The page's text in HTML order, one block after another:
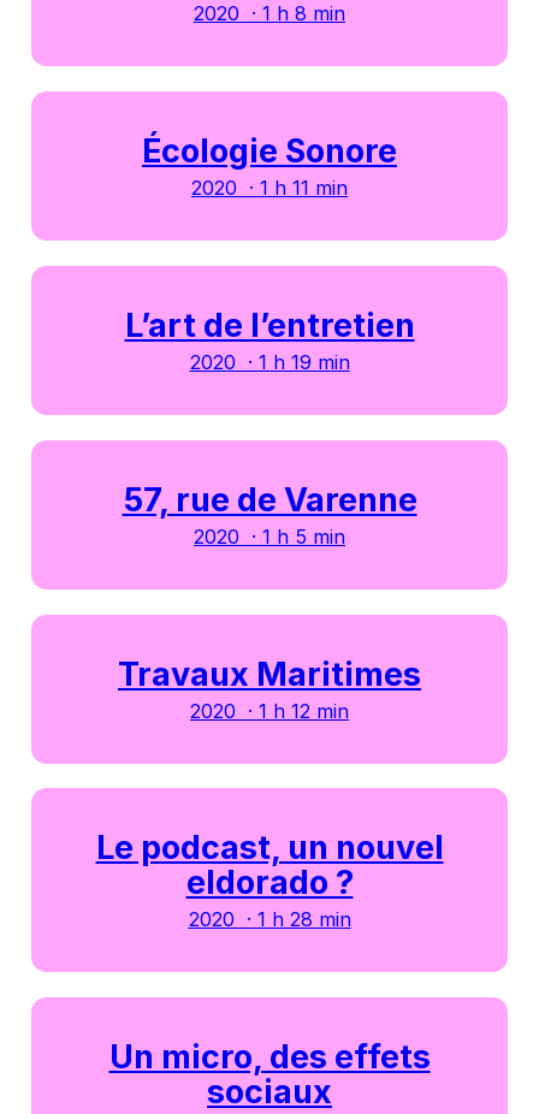
2020 · 1 h 8 min
Écologie Sonore
2020 · 1 h 11 min
L’art de l’entretien
2020 · 1 h 19 min
57, rue de Varenne
2020 · 1 h 5 min
Travaux Maritimes
2020 · 1 h 12 min
Le podcast, un nouvel
eldorado ?
2020 · 1 h 28 min
Un micro, des effets
sociaux